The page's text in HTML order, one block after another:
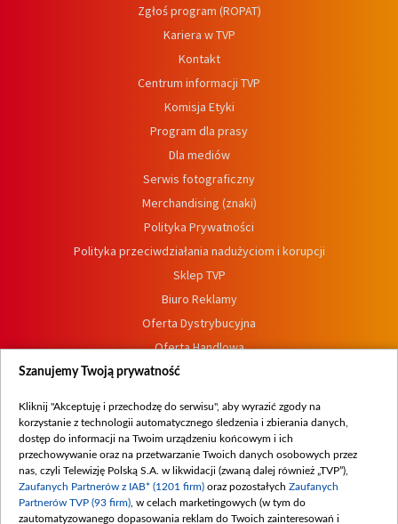
Zgłoś program (ROPAT)
Kariera w TVP
Kontakt
Centrum informacji TVP
Komisja Etyki
Program dla prasy
Dla mediów
Serwis fotograficzny
Merchandising (znaki)
Polityka Prywatności
Polityka przeciwdziałania nadużyciom i korupcji
Sklep TVP
Biuro Reklamy
Oferta Dystrybucyjna
Oferta Handlowa
Dostępność
Procedura zgłoszeń wewnętrznych
Szanujemy Twoją prywatność
Kliknij "Akceptuję i przechodzę do serwisu", aby wyrazić zgody na
korzystanie z technologii automatycznego śledzenia i zbierania danych,
dostęp do informacji na Twoim urządzeniu końcowym i ich
przechowywanie oraz na przetwarzanie Twoich danych osobowych przez
nas, czyli Telewizję Polską S.A. w likwidacji (zwaną dalej również „TVP”),
Zaufanych Partnerów z IAB* (1201 firm) oraz pozostałych Zaufanych
Partnerów TVP (93 firm) , w celach marketingowych (w tym do
zautomatyzowanego dopasowania reklam do Twoich zainteresowań i